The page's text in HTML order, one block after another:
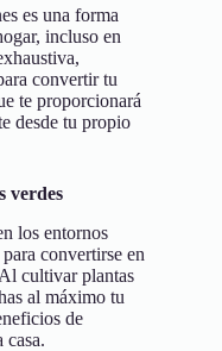
es una forma
incluso en
convertir tu
te proporcionará
desde tu propio
verdes
los entornos
convertirse en
cultivar plantas
al máximo tu
de
casa.